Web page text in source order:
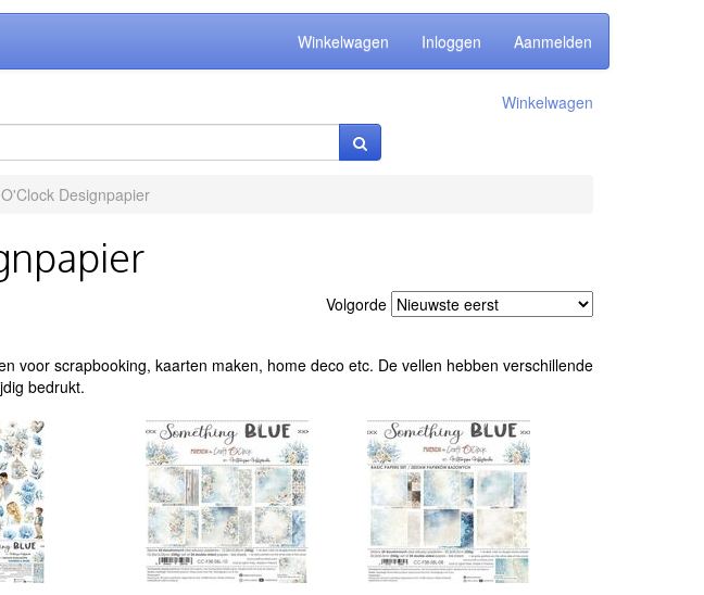
Winkelwagen Inloggen Aanmelden
Winkelwagen
Designpapier
Volgorde
voor scrapbooking, kaarten maken, home deco etc. De vellen hebben verschillende
bedrukt.